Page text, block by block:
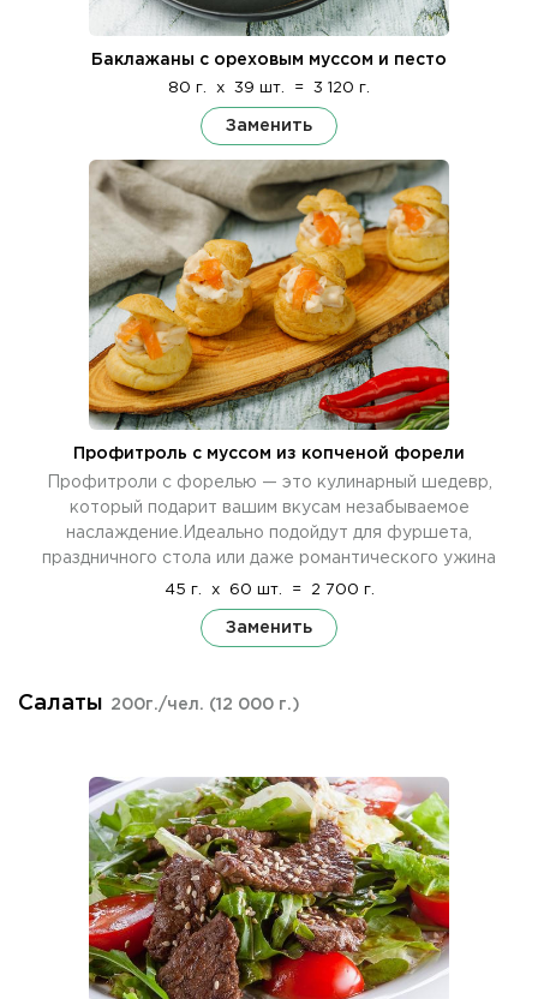
Баклажаны с ореховым муссом и песто
80 г. x 39 шт. = 3 120 г.
Заменить
Профитроль c муссом из копченой форели
Профитроли с форелью — это кулинарный шедевр,
который подарит вашим вкусам незабываемое
наслаждение.Идеально подойдут для фуршета,
праздничного стола или даже романтического ужина
45 г. x 60 шт. = 2 700 г.
Заменить
Салаты 200г./чел. (12 000 г.)